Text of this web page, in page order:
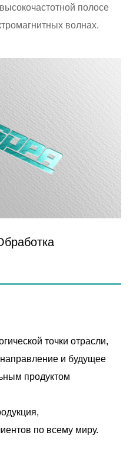
полосе
волнах.
точки отрасли,
и будущее
продуктом
по всему миру.